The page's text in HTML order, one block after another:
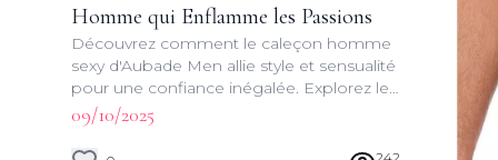
Homme qui Enflamme les Passions
Découvrez comment le caleçon homme
sexy d'Aubade Men allie style et sensualité
pour une confiance inégalée. Explorez les
tendances, les matières et les coupes qui
font la différence.
09/10/2025